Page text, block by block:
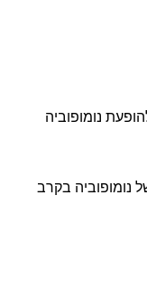
נומופוביה
נומופוביה בקרב